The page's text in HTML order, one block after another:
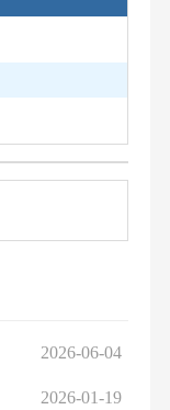
2026-06-04
2026-01-19